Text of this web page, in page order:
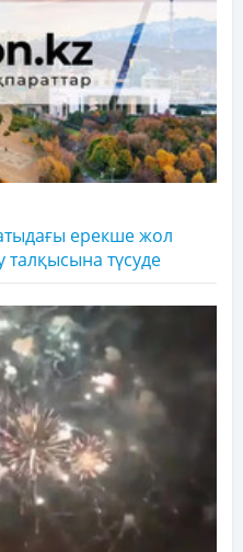
ерекше жол
талқысына түсуде